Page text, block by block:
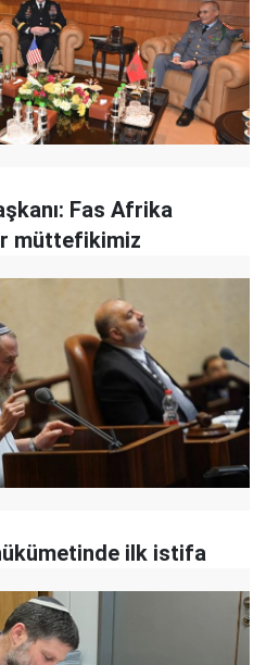
Fas Afrika
müttefikimiz
ilk istifa